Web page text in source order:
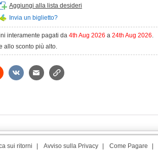
Aggiungi alla lista desideri
Invia un biglietto?
interamente pagati da 4th Aug 2026 a 24th Aug 2026.
allo sconto più alto.
sui ritorni Avviso sulla Privacy Come Pagare